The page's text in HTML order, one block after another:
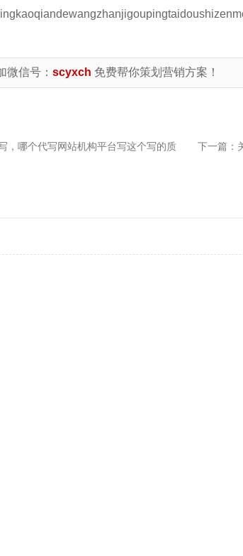
微信号： scyxch 免费帮你策划营销方案！
，哪个代写网站机构平台写这个写的质
下一篇：